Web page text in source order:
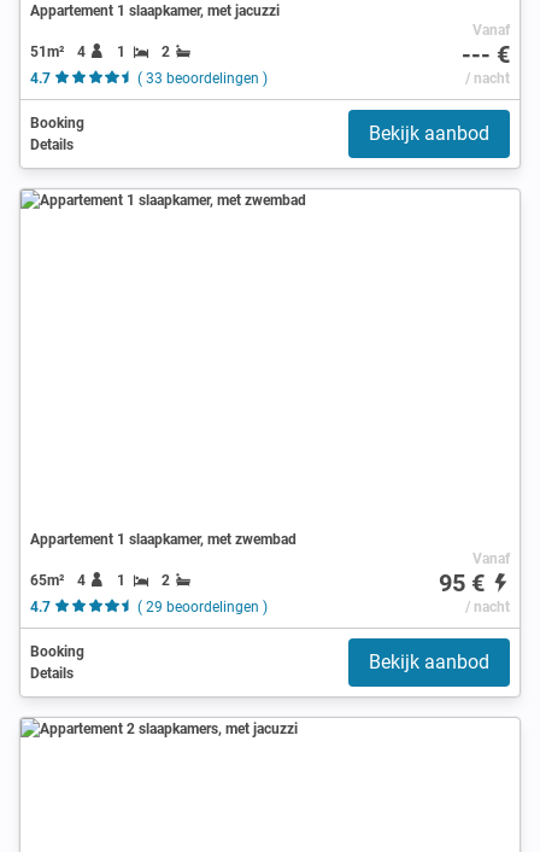
Appartement 1 slaapkamer, met jacuzzi
51m² 4 1
2
4.7
( 33 beoordelingen )
Vanaf
--- €
/ nacht
Booking
Details
Bekijk aanbod
Appartement 1 slaapkamer, met zwembad
65m² 4 1
2
4.7
( 29 beoordelingen )
Vanaf
95 €
/ nacht
Booking
Details
Bekijk aanbod